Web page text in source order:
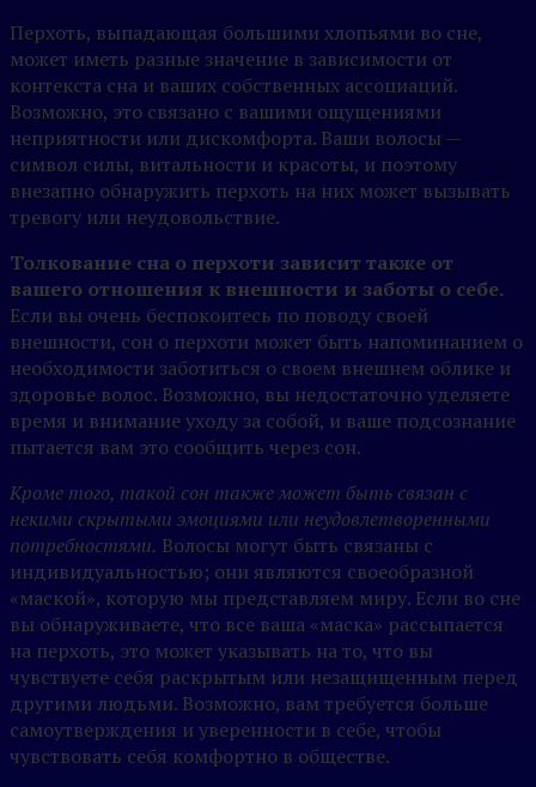
Перхоть, выпадающая большими хлопьями во сне,
может иметь разные значение в зависимости от
контекста сна и ваших собственных ассоциаций.
Возможно, это связано с вашими ощущениями
неприятности или дискомфорта. Ваши волосы —
символ силы, витальности и красоты, и поэтому
внезапно обнаружить перхоть на них может вызывать
тревогу или неудовольствие.
Толкование сна о перхоти зависит также от
вашего отношения к внешности и заботы о себе.
Если вы очень беспокоитесь по поводу своей
внешности, сон о перхоти может быть напоминанием о
необходимости заботиться о своем внешнем облике и
здоровье волос. Возможно, вы недостаточно уделяете
время и внимание уходу за собой, и ваше подсознание
пытается вам это сообщить через сон.
Кроме того, такой сон также может быть связан с
некими скрытыми эмоциями или неудовлетворенными
потребностями. Волосы могут быть связаны с
индивидуальностью; они являются своеобразной
«маской», которую мы представляем миру. Если во сне
вы обнаруживаете, что все ваша «маска» рассыпается
на перхоть, это может указывать на то, что вы
чувствуете себя раскрытым или незащищенным перед
другими людьми. Возможно, вам требуется больше
самоутверждения и уверенности в себе, чтобы
чувствовать себя комфортно в обществе.